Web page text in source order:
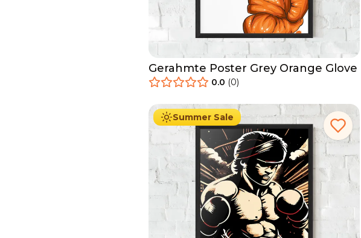
Gerahmte Poster Grey Orange Glove
0.0 (0)
Summer Sale
Ab 49.90 € 29.90